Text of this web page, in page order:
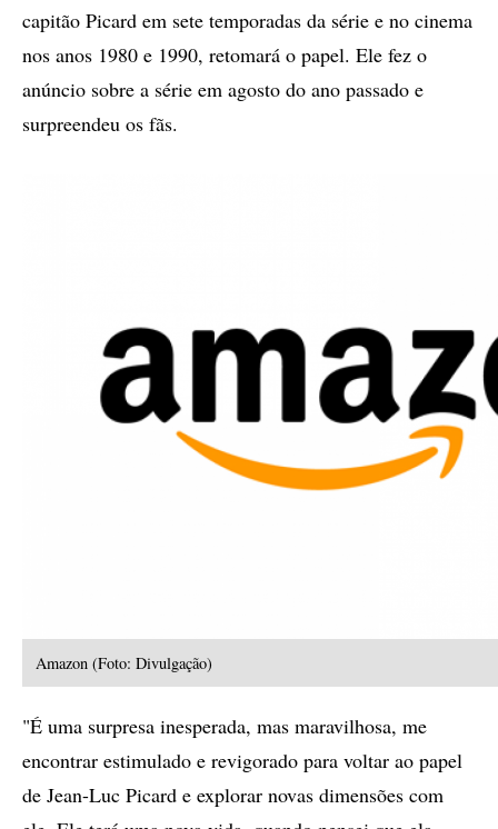
capitão Picard em sete temporadas da série e no cinema
nos anos 1980 e 1990, retomará o papel. Ele fez o
anúncio sobre a série em agosto do ano passado e
surpreendeu os fãs.
Amazon (Foto: Divulgação)
"É uma surpresa inesperada, mas maravilhosa, me
encontrar estimulado e revigorado para voltar ao papel
de Jean-Luc Picard e explorar novas dimensões com